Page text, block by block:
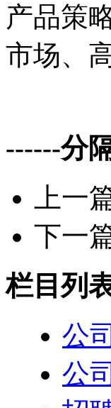
产品策
市场、
------分
上一
下一
栏目列
公
公